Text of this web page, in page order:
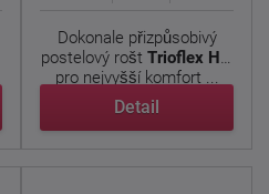
Dokonale přizpůsobivý
postelový rošt Trioflex HN
pro nejvyšší komfort ...
Detail